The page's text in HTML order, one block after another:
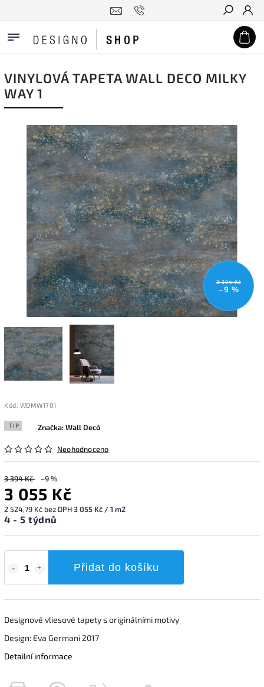
Hledat
VINYLOVÁ TAPETA WALL DECO MILKY
WAY 1
3 394 Kč
–9 %
Kód: WDMW1701
TIP
Neohodnoceno
Značka:Wall Decó
3 394 Kč –9 %
3 055 Kč
2 524,79 Kč bez DPH3 055 Kč / 1 m2
4 - 5 týdnů
Přidat do košíku
Designové vliesové tapety s originálními motivy
Design: Eva Germani 2017
Detailní informace